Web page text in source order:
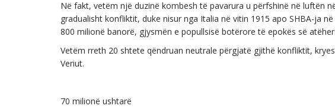
Në fakt, vetëm një duzinë kombesh të pavarura u përfshinë në luftën
gradualisht konfliktit, duke nisur nga Italia në vitin 1915 apo SHBA-ja
800 milionë banorë, gjysmën e popullsisë botërore të epokës së
Vetëm rreth 20 shtete qëndruan neutrale përgjatë gjithë konfliktit,
Veriut.
70 milionë ushtarë